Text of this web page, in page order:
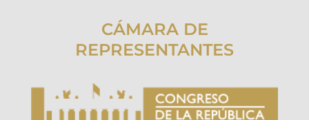
CÁMARA DE
REPRESENTANTES